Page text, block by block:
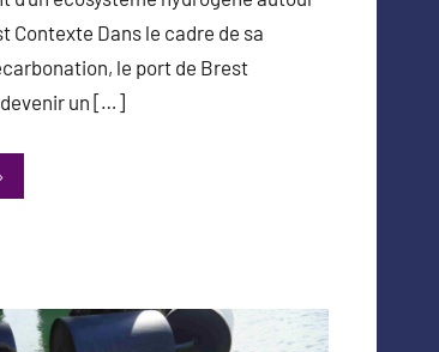
Contexte Dans le cadre de sa
le port de Brest
un […]